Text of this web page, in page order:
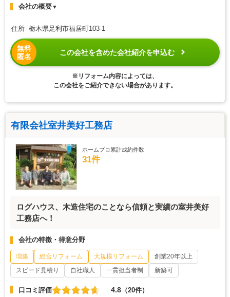
会社の概要▼
住所 栃木県足利市福居町103-1
無料
匿名
この会社を含めた会社紹介を申込む
※リフォーム内容によっては、
この会社をご紹介できない場合があります。
有限会社室井美好工務店
ホームプロ累計成約件数
31件
ログハウス、木造住宅のことなら信頼と実績の室井美好
工務店へ！
会社の特徴・得意分野
増築 総合リフォーム 大規模リフォーム
創業20年以上
スピード見積り
自社職人 一貫担当者制 新築可
口コミ評価 4.8 （20件）